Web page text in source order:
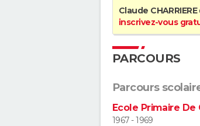
Claude CHARRIERE
inscrivez-vous
PARCOURS
Parcours
Ecole Primaire
1967 - 1969